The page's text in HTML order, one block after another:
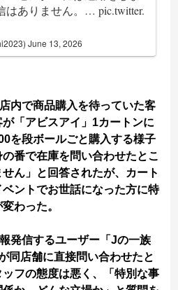
はありません。…pic.twitter.
June 13, 2026
内で商品購入を待っていた客
「アビスアイ」1カートンに
を段ボールごと購入する様子
番で在庫を問い合わせたとこ
ん」と回答されたが、カート
ントでお世話になった方に特
わった。
発信するユーザー「Jの一族
同店舗に直接問い合わせたと
フの態度は悪く、「特別な事